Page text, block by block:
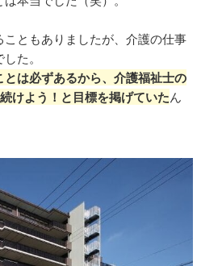
ともありましたが、介護の仕事
た。
は必ずあるから、介護福祉士の
けよう！と目標を掲げていたん